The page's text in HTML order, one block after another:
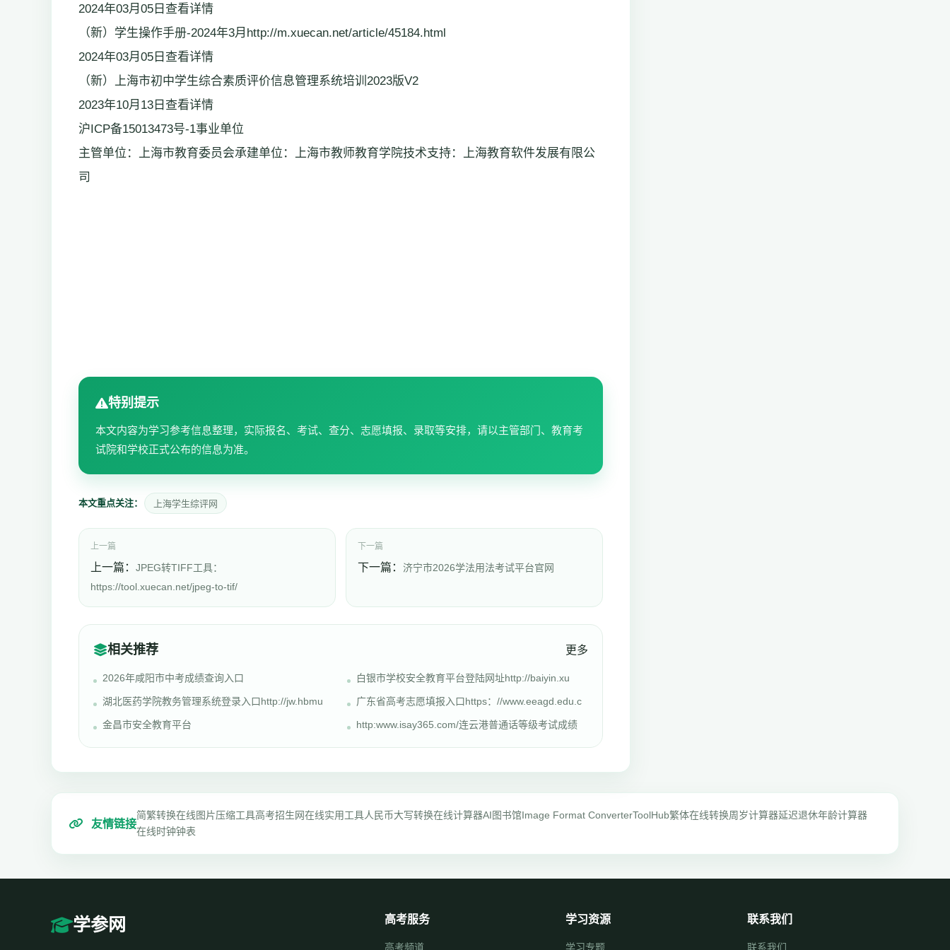
2024年03月05日查看详情
（新）学生操作手册-2024年3月http://m.xuecan.net/article/45184.html
2024年03月05日查看详情
（新）上海市初中学生综合素质评价信息管理系统培训2023版V2
2023年10月13日查看详情
沪ICP备15013473号-1事业单位
主管单位：上海市教育委员会承建单位：上海市教师教育学院技术支持：上海教育软件发展有限公
司
特别提示
本文内容为学习参考信息整理，实际报名、考试、查分、志愿填报、录取等安排，请以主管部门、教育考
试院和学校正式公布的信息为准。
本文重点关注： 上海学生综评网
上一篇
上一篇： JPEG转TIFF工具：
https://tool.xuecan.net/jpeg-to-tif/
下一篇
下一篇： 济宁市2026学法用法考试平台官网
相关推荐 更多
2026年咸阳市中考成绩查询入口 白银市学校安全教育平台登陆网址http://baiyin.xu
湖北医药学院教务管理系统登录入口http://jw.hbmu 广东省高考志愿填报入口https：//www.eeagd.edu.c
金昌市安全教育平台 http:www.isay365.com/连云港普通话等级考试成绩
友情链接
简繁转换在线图片压缩工具高考招生网在线实用工具人民币大写转换在线计算器AI图书馆Image Format ConverterToolHub繁体在线转换周岁计算器延迟退休年龄计算器
在线时钟钟表
学参网 高考服务
高考频道
学习资源
学习专题
联系我们
联系我们